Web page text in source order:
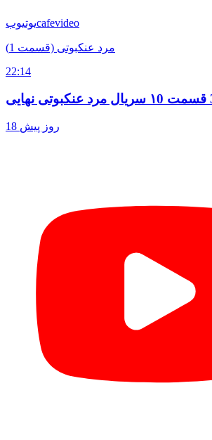
یوتیوبcafevideo
مرد عنکبوتی (قسمت 1)
22:14
18 روز پیش